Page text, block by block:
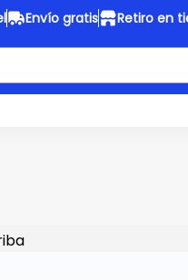
Envío gratis Retiro en
Envío gratis